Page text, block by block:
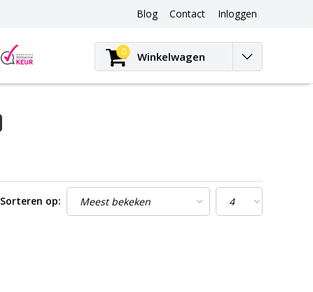
Blog
Blog
Contact Inloggen
0 Winkelwagen
Sorteren op: